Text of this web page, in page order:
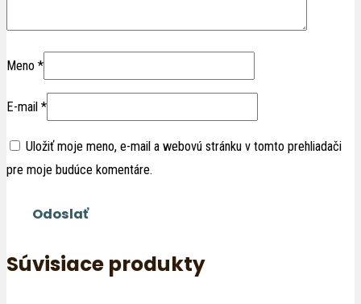
Meno *
E-mail *
Uložiť moje meno, e-mail a webovú stránku v tomto prehliadači
pre moje budúce komentáre.
Súvisiace produkty